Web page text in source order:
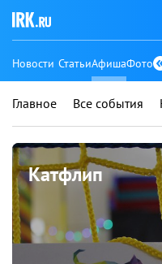
Новости СтатьиАфишаФото
Главное Все события
Катфлип